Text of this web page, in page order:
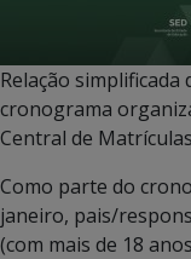
Relação simplificada
cronograma
Central de
Como parte do
janeiro, pais/
(com mais de 18